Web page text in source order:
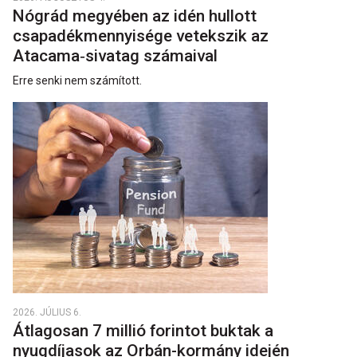
Nógrád megyében az idén hullott
csapadékmennyisége vetekszik az
Atacama‑sivatag számaival
Erre senki nem számított.
2026. JÚLIUS 6.
Átlagosan 7 millió forintot buktak a
nyugdíjasok az Orbán-kormány idején